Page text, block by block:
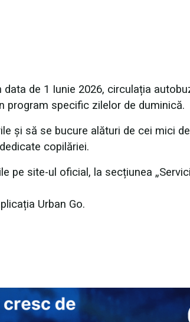
de 1 Iunie 2026, circulația
program specific zilelor de duminică.
și să se bucure alături de cei mici
copilăriei.
pe site-ul oficial, la secțiunea
Urban Go.